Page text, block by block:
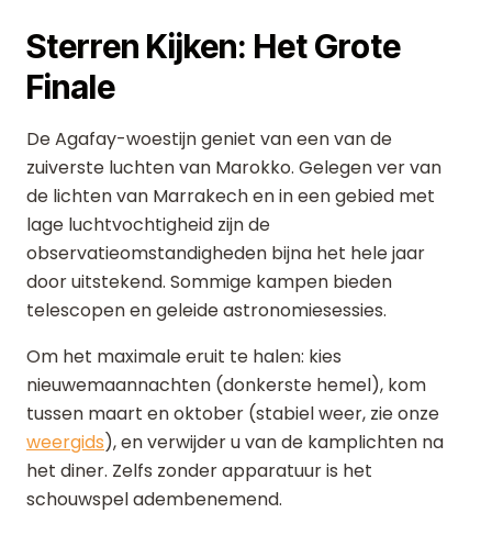
Sterren Kijken: Het Grote
Finale
De Agafay-woestijn geniet van een van de
zuiverste luchten van Marokko. Gelegen ver van
de lichten van Marrakech en in een gebied met
lage luchtvochtigheid zijn de
observatieomstandigheden bijna het hele jaar
door uitstekend. Sommige kampen bieden
telescopen en geleide astronomiesessies.
Om het maximale eruit te halen: kies
nieuwemaannachten (donkerste hemel), kom
tussen maart en oktober (stabiel weer, zie onze
weergids), en verwijder u van de kamplichten na
het diner. Zelfs zonder apparatuur is het
schouwspel adembenemend.